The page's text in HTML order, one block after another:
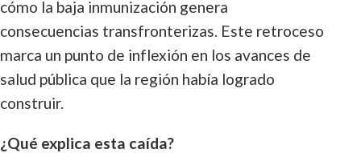
cómo la baja inmunización genera
consecuencias transfronterizas. Este retroceso
marca un punto de inflexión en los avances de
salud pública que la región había logrado
construir.
¿Qué explica esta caída?